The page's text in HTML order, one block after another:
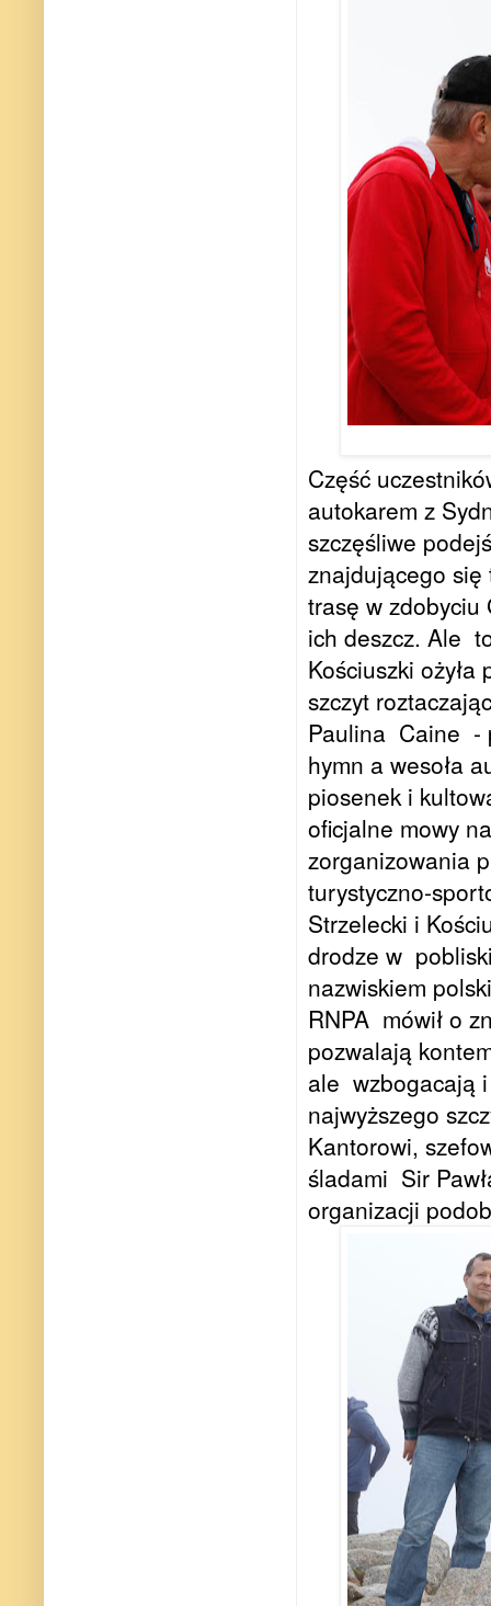
Część
autokarem z
szczęśliwe
znajdującego się
trasę w zdobyciu
ich deszcz. Ale
Kościuszki ożyła
szczyt
Paulina Caine -
hymn a wesoła
piosenek i
oficjalne mowy
zorganizowania
turystyczno-
Strzelecki i
drodze w
nazwiskiem
RNPA mówił o
pozwalają
ale wzbogacają
najwyższego
Kantorowi,
śladami Sir
organizacji